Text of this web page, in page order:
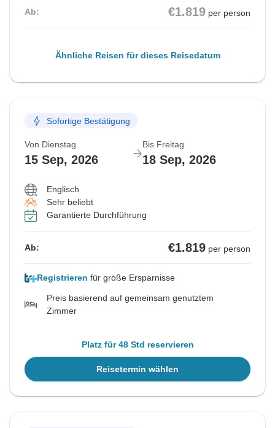
Ab: €1.819 per person
Ähnliche Reisen für dieses Reisedatum
Sofortige Bestätigung
Von Dienstag
15 Sep, 2026
Bis Freitag
18 Sep, 2026
Englisch
Sehr beliebt
Garantierte Durchführung
Ab: €1.819 per person
Registrieren für große Ersparnisse
Preis basierend auf gemeinsam genutztem
Zimmer
Platz für 48 Std reservieren
Reisetermin wählen